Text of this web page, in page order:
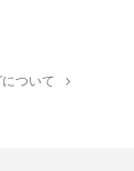
ついて